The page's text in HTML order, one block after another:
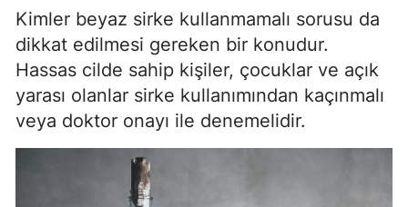
Kimler beyaz sirke kullanmamalı sorusu da
dikkat edilmesi gereken bir konudur.
Hassas cilde sahip kişiler, çocuklar ve açık
yarası olanlar sirke kullanımından kaçınmalı
veya doktor onayı ile denemelidir.